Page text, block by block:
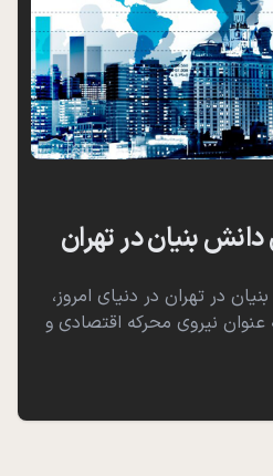
بنیان در تهران
در تهران در دنیای امروز،
نیروی محرکه اقتصادی و